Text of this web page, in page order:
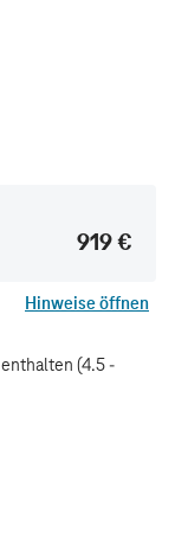
919 €
Hinweise öffnen
(4.5 -